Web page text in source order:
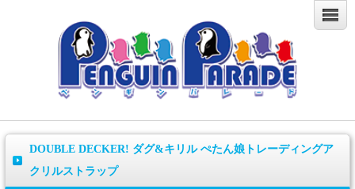
DOUBLE DECKER! ダグ&キリル ぺたん娘トレーディングア
クリルストラップ